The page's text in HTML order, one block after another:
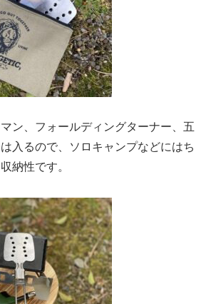
ン、フォールディングターナー、五
入るので、ソロキャンプなどにはち
納性です。